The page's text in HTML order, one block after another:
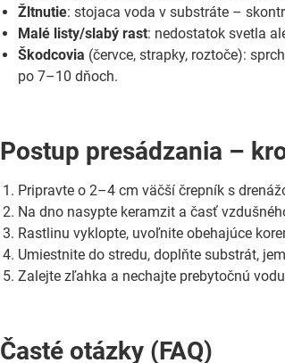
Žltnutie: stojaca voda v substráte –
Malé listy/slabý rast: nedostatok svetla
Škodcovia (červce, strapky, roztoče):
po 7–10 dňoch.
Postup presádzania –
Pripravte o 2–4 cm väčší črepník s
Na dno nasypte keramzit a časť
Rastlinu vyklopte, uvoľnite obehajúce
Umiestnite do stredu, doplňte substrát,
Zalejte zľahka a nechajte prebytočnú
Časté otázky (FAQ)